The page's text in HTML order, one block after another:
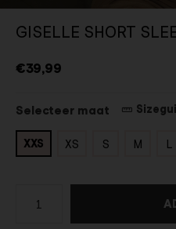
GISELLE SHORT
€39,99
Selecteer maat
XXS XS S M L